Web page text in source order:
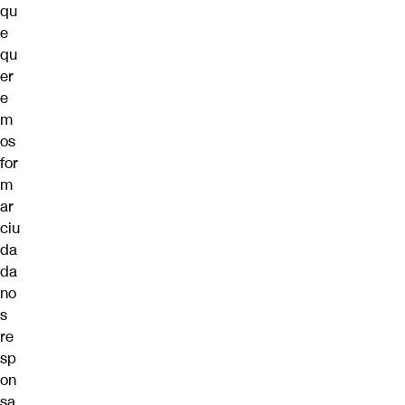
qu
e
qu
er
e
m
os
for
m
ar
ciu
da
da
no
s
re
sp
on